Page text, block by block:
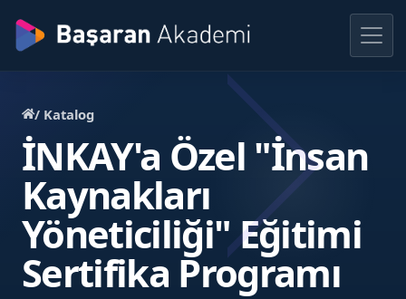
/ Katalog
İNKAY'a Özel "İnsan
Kaynakları
Yöneticiliği" Eğitimi
Sertifika Programı